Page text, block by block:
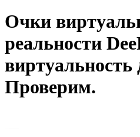
Очки
реальности
виртуальность
Проверим.